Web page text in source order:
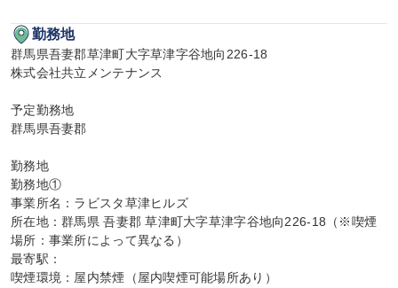
勤務地
群馬県吾妻郡草津町大字草津字谷地向226-18
株式会社共立メンテナンス
予定勤務地
群馬県吾妻郡
勤務地
勤務地①
事業所名：ラビスタ草津ヒルズ
所在地：群馬県 吾妻郡 草津町大字草津字谷地向226-18（※喫煙
場所：事業所によって異なる）
最寄駅：
喫煙環境：屋内禁煙（屋内喫煙可能場所あり）